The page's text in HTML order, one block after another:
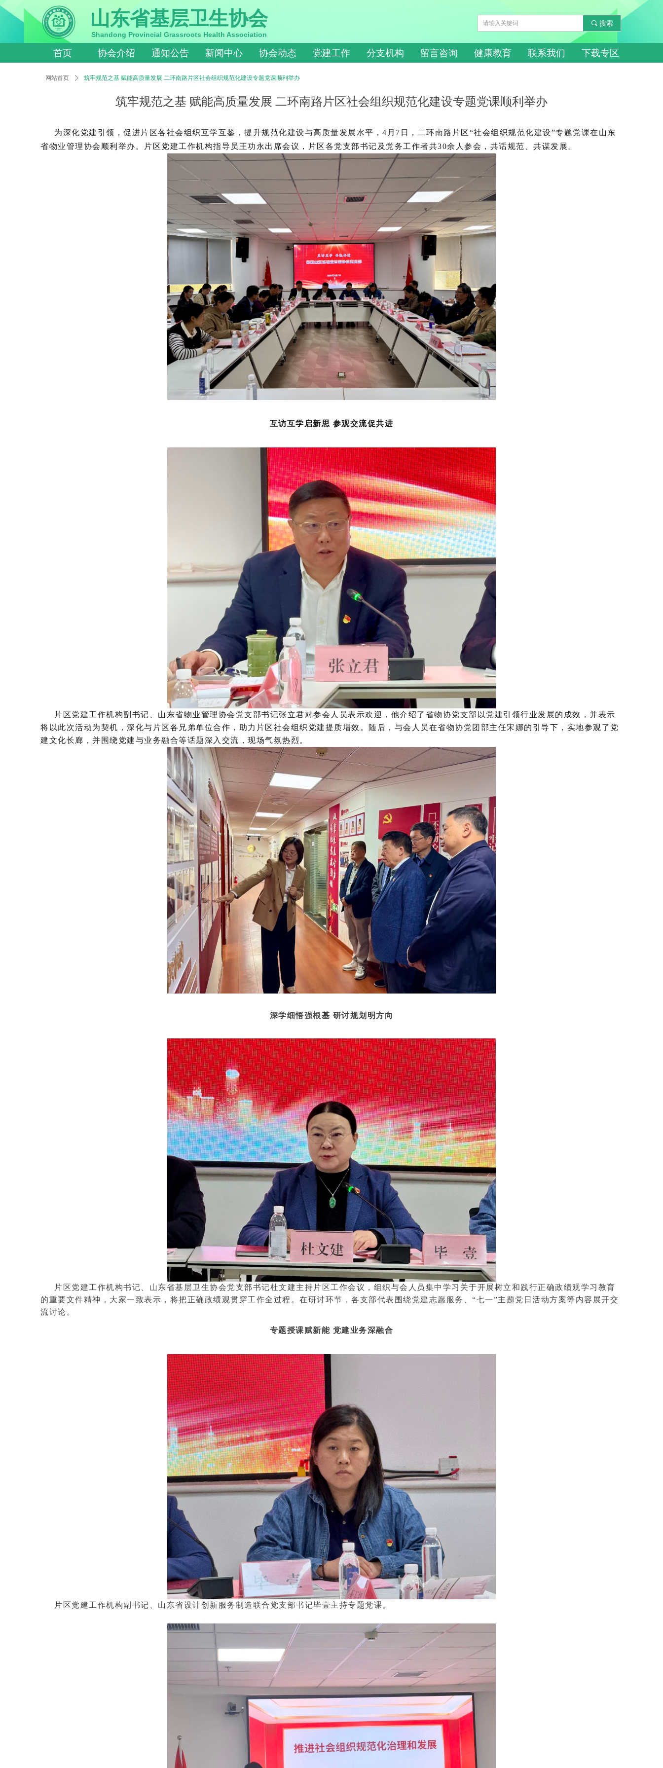
끠 搜索
首页 协会介绍 通知公告 新闻中心 协会动态 党建工作 分支机构 留言咨询 健康教育 联系我们 下载专区
山东省基层卫生协会
Shandong Provincial Grassroots Health Association
筑牢规范之基 赋能高质量发展 二环南路片区社会组织规范化建设专题党课顺利举办
网站首页 ꄲ 筑牢规范之基 赋能高质量发展 二环南路片区社会组织规范化建设专题党课顺利举办
为深化党建引领，促进片区各社会组织互学互鉴，提升规范化建设与高质量发展水平，4月7日，二环南路片区“社会组织规范化建设”专题党课在山东
省物业管理协会顺利举办。片区党建工作机构指导员王功永出席会议，片区各党支部书记及党务工作者共30余人参会，共话规范、共谋发展。
互访互学启新思 参观交流促共进
片区党建工作机构副书记、山东省物业管理协会党支部书记张立君对参会人员表示欢迎，他介绍了省物协党支部以党建引领行业发展的成效，并表示
将以此次活动为契机，深化与片区各兄弟单位合作，助力片区社会组织党建提质增效。随后，与会人员在省物协党团部主任宋娜的引导下，实地参观了党
建文化长廊，并围绕党建与业务融合等话题深入交流，现场气氛热烈。
深学细悟强根基 研讨规划明方向
片区党建工作机构书记、山东省基层卫生协会党支部书记杜文建主持片区工作会议，组织与会人员集中学习关于开展树立和践行正确政绩观学习教育
的重要文件精神，大家一致表示，将把正确政绩观贯穿工作全过程。在研讨环节，各支部代表围绕党建志愿服务、“七一”主题党日活动方案等内容展开交
流讨论。
专题授课赋新能 党建业务深融合
片区党建工作机构副书记、山东省设计创新服务制造联合党支部书记毕壹主持专题党课。